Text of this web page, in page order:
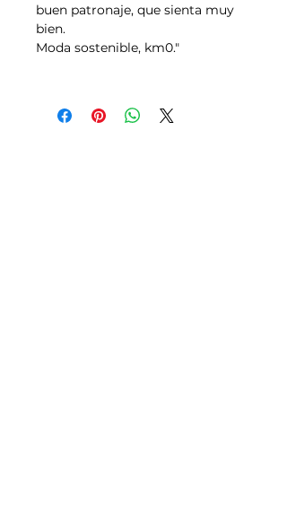
buen patronaje, que sienta muy
bien.
Moda sostenible, km0."